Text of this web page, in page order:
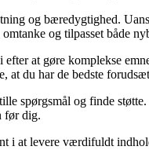
og bæredygtighed.
og tilpasset både
at gøre komplekse
at du har de bedste
spørgsmål og finde
før dig.
i at levere værdifuldt